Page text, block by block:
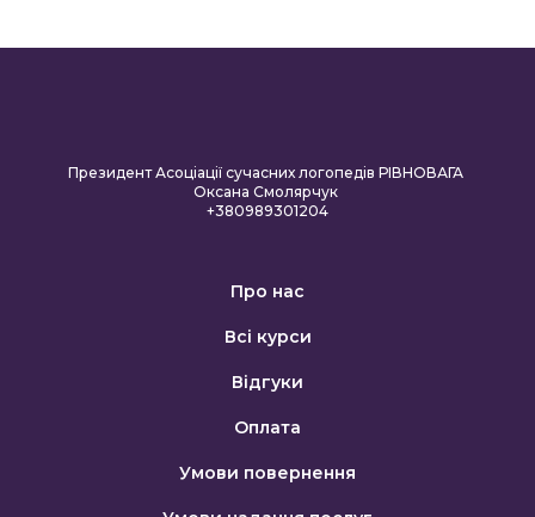
Президент Асоціації сучасних логопедів РІВНОВАГА
Оксана Смолярчук
+380989301204
Про нас
Всі курси
Відгуки
Оплата
Умови повернення